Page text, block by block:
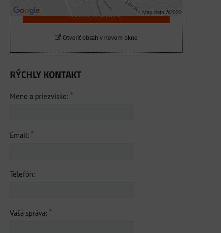
Povoliť a zapamätať - súhlas s druhom
cookie: Funkčné
Otvoriť obsah v novom okne
RÝCHLY KONTAKT
Meno a priezvisko: *
Email: *
Telefón:
Vaša správa: *